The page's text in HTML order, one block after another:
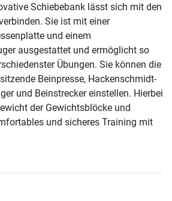
Schiebebank lässt sich mit den
Sie ist mit einer
und einem
ausgestattet und ermöglicht so
Übungen. Sie können die
Beinpresse, Hackenschmidt-
und Beinstrecker einstellen. Hierbei
der Gewichtsblöcke und
und sicheres Training mit